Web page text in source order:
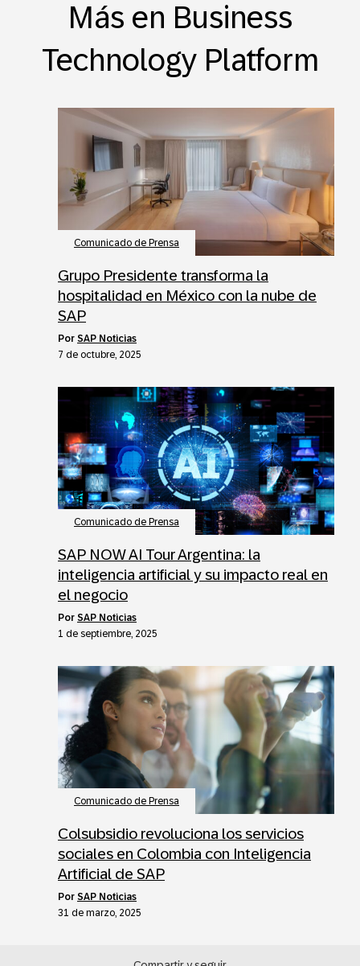
Más en Business
Technology Platform
Comunicado de Prensa
Grupo Presidente transforma la
hospitalidad en México con la nube de
SAP
por SAP Noticias
7 de octubre, 2025
Comunicado de Prensa
SAP NOW AI Tour Argentina: la
inteligencia artificial y su impacto real en
el negocio
por SAP Noticias
1 de septiembre, 2025
Comunicado de Prensa
Colsubsidio revoluciona los servicios
sociales en Colombia con Inteligencia
Artificial de SAP
por SAP Noticias
31 de marzo, 2025